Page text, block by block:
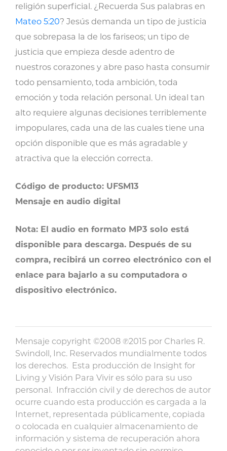
religión superficial. ¿Recuerda Sus palabras en
Mateo 5:20? Jesús demanda un tipo de justicia
que sobrepasa la de los fariseos; un tipo de
justicia que empieza desde adentro de
nuestros corazones y abre paso hasta consumir
todo pensamiento, toda ambición, toda
emoción y toda relación personal. Un ideal tan
alto requiere algunas decisiones terriblemente
impopulares, cada una de las cuales tiene una
opción disponible que es más agradable y
atractiva que la elección correcta.
Código de producto: UFSM13
Mensaje en audio digital
Nota: El audio en formato MP3 solo está
disponible para descarga. Después de su
compra, recibirá un correo electrónico con el
enlace para bajarlo a su computadora o
dispositivo electrónico.
Mensaje copyright ©2008 ℗2015 por Charles R.
Swindoll, Inc. Reservados mundialmente todos
los derechos. Esta producción de Insight for
Living y Visión Para Vivir es sólo para su uso
personal. Infracción civil y de derechos de autor
ocurre cuando esta producción es cargada a la
Internet, representada públicamente, copiada
o colocada en cualquier almacenamiento de
información y sistema de recuperación ahora